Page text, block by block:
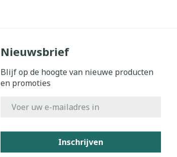
Nieuwsbrief
Blijf op de hoogte van nieuwe producten
en promoties
Inschrijven